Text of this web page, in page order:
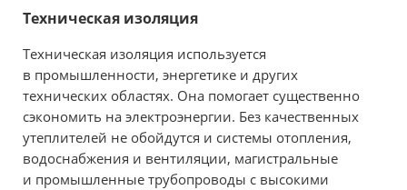
Техническая изоляция
Техническая изоляция используется
в промышленности, энергетике и других
технических областях. Она помогает существенно
сэкономить на электроэнергии. Без качественных
утеплителей не обойдутся и системы отопления,
водоснабжения и вентиляции, магистральные
и промышленные трубопроводы с высокими